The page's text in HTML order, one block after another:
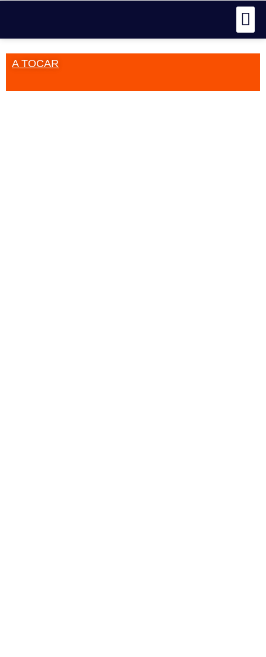
A TOCAR